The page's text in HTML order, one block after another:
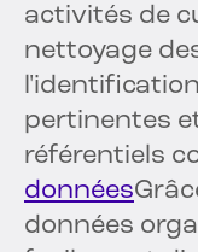
activités de
nettoyage
pertinentes
référentiels
données
données